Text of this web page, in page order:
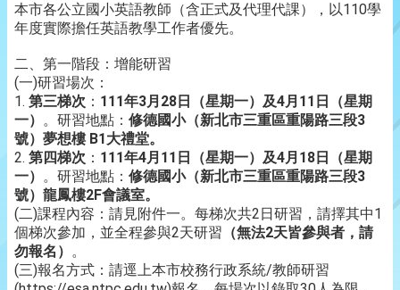
本市各公立國小英語教師（含正式及代理代課），以110學
年度實際擔任英語教學工作者優先。
二、第一階段：增能研習
(一)研習場次：
1. 第三梯次 ： 111年3月28日（星期一）及4月11日（星期
一） 。研習地點： 修德國小（新北市三重區重陽路三段3
號）夢想樓 B1大禮堂。
2. 第四梯次 ： 111年4月11日（星期一）及4月18日（星期
一） 。研習地點： 修德國小（新北市三重區重陽路三段3
號）龍鳳樓2F會議室。
(二)課程內容：請見附件一。每梯次共2日研習，請擇其中1
個梯次參加，並全程參與2天研習 （無法2天皆參與者，請
勿報名） 。
(三)報名方式：請逕上本市校務行政系統/教師研習